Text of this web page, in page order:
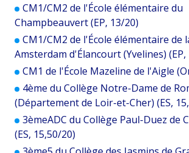
CM1/CM2 de l'École élémentaire du
Champbeauvert (EP, 13/20)
CM1/CM2 de l'École élémentaire de
Amsterdam d'Élancourt (Yvelines) (EP,
CM1 de l'École Mazeline de l'Aigle
4ème du Collège Notre-Dame de
(Département de Loir-et-Cher) (ES,
3èmeADC du Collège Paul-Duez de
(ES, 15,50/20)